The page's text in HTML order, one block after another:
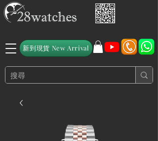
新到現貨 New Arrival